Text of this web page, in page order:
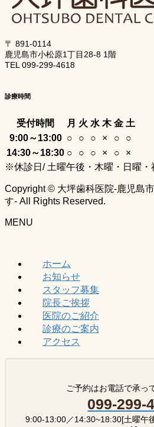
〒 891-0114
鹿児島市小松原1丁目28-8 1階
TEL 099-299-4618
診療時間
受付時間 月 火 水 木 金 土
9:00～13:00 ○ ○ ○ × ○
○
14:30～18:30 ○ ○ ○ × ○
×
※休診日/ 土曜午後・木曜・日曜・
Copyright © 大坪歯科医院-鹿児島
す- All Rights Reserved.
MENU
ホーム
お知らせ
スタッフ募集
院長ご挨拶
医院のご紹介
診療のご案内
アクセス
ご予約はお電話で承っ
099-299-
9:00-13:00／14:30~18:30[土曜午